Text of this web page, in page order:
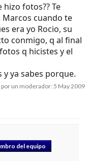
hizo fotos?? Te
Marcos cuando te
era yo Rocio, su
conmigo, q al final
q hicistes y el
ya sabes porque.
un moderador: 5 May 2009
del equipo